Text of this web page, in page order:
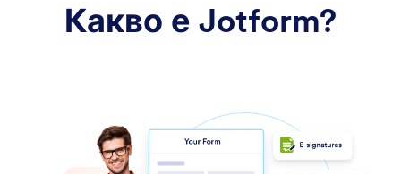
Какво е Jotform?